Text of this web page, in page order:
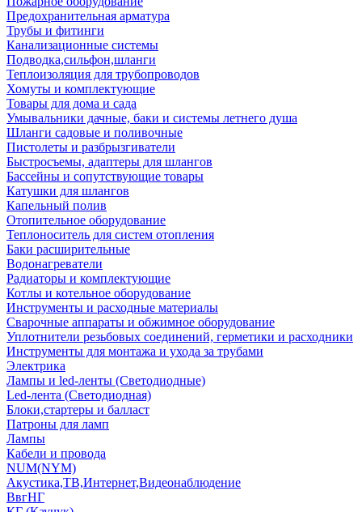
Предохранительная арматура
Трубы и фитинги
Канализационные системы
Подводка,сильфон,шланги
Теплоизоляция для трубопроводов
Хомуты и комплектующие
Товары для дома и сада
Умывальники дачные, баки и системы летнего душа
Шланги садовые и поливочные
Пистолеты и разбрызгиватели
Быстросъемы, адаптеры для шлангов
Бассейны и сопутствующие товары
Катушки для шлангов
Капельный полив
Отопительное оборудование
Теплоноситель для систем отопления
Баки расширительные
Водонагреватели
Радиаторы и комплектующие
Котлы и котельное оборудование
Инструменты и расходные материалы
Сварочные аппараты и обжимное оборудование
Уплотнители резьбовых соединений, герметики и расходники
Инструменты для монтажа и ухода за трубами
Электрика
Лампы и led-ленты (Светодиодные)
Led-лента (Светодиодная)
Блоки,стартеры и балласт
Патроны для ламп
Лампы
Кабели и провода
NUM(NYM)
Акустика,ТВ,Интернет,Видеонаблюдение
ВвгНГ